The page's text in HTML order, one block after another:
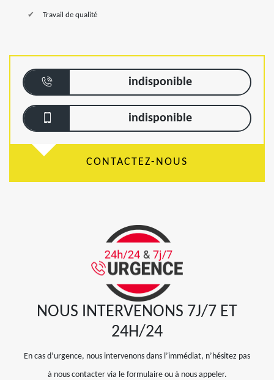
Travail de qualité
indisponible
indisponible
CONTACTEZ-NOUS
NOUS INTERVENONS 7J/7 ET
24H/24
En cas d’urgence, nous intervenons dans l’immédiat, n’hésitez pas
à nous contacter via le formulaire ou à nous appeler.